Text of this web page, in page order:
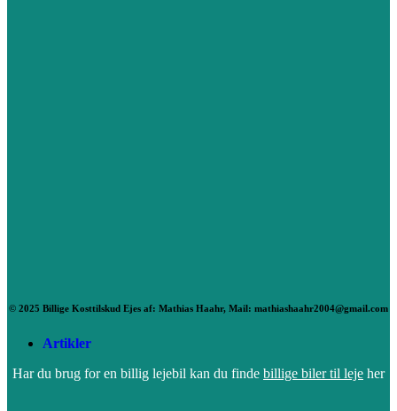
© 2025 Billige Kosttilskud Ejes af: Mathias Haahr, Mail: mathiashaahr2004@gmail.com
Artikler
Har du brug for en billig lejebil kan du finde billige biler til leje her